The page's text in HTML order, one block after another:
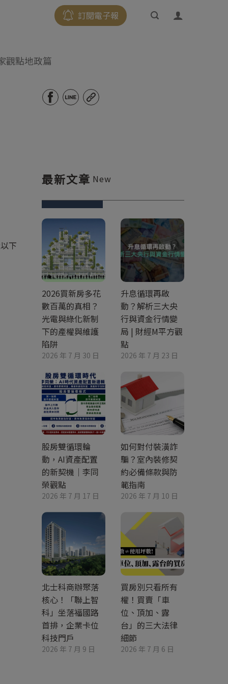
訂閱電子報
觀點地政篇
下
最新文章 New
2026買新房多花
數百萬的真相？
光電與綠化新制
下的產權與維護
陷阱
2026 年 7 月 30 日
升息循環再啟
動？解析三大央
行與資金行情變
局 | 財經M平方觀
點
2026 年 7 月 23 日
股房雙循環輪
動，AI資產配置
的新契機｜李同
榮觀點
2026 年 7 月 17 日
如何對付裝潢詐
騙？室內裝修契
約必備條款與防
範指南
2026 年 7 月 10 日
北士科商辦聚落
核心！「聯上智
科」坐落福國路
首排，企業卡位
科技門戶
2026 年 7 月 9 日
買房別只看所有
權！買賣「車
位、頂加、露
台」的三大法律
細節
2026 年 7 月 6 日